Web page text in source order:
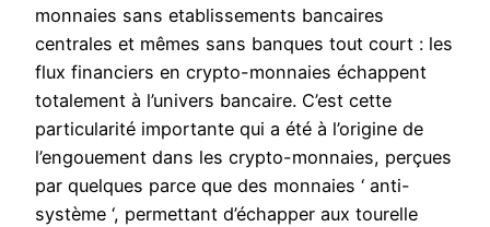
monnaies sans etablissements bancaires
centrales et mêmes sans banques tout court : les
flux financiers en crypto-monnaies échappent
totalement à l’univers bancaire. C’est cette
particularité importante qui a été à l’origine de
l’engouement dans les crypto-monnaies, perçues
par quelques parce que des monnaies ‘ anti-
système ‘, permettant d’échapper aux tourelle